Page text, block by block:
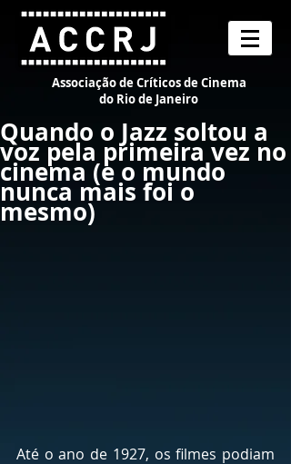
Associação de Críticos de Cinema
do Rio de Janeiro
Quando o Jazz soltou a
voz pela primeira vez no
cinema (e o mundo
nunca mais foi o
mesmo)
Até o ano de 1927, os filmes podiam